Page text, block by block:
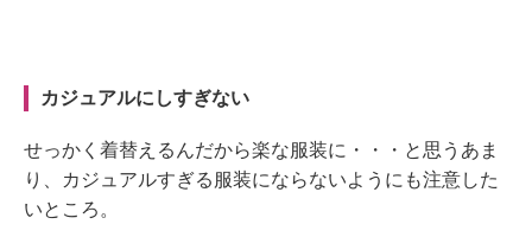
カジュアルにしすぎない
せっかく着替えるんだから楽な服装に・・・と思うあま
り、カジュアルすぎる服装にならないようにも注意した
いところ。